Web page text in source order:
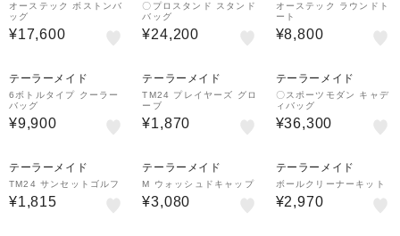
オーステック ボストンバ
ッグ
¥17,600
〇プロスタンド スタンド
バッグ
¥24,200
オーステック ラウンドト
ート
¥8,800
テーラーメイド
6ボトルタイプ クーラー
バッグ
¥9,900
テーラーメイド
TM24 プレイヤーズ グロ
ーブ
¥1,870
テーラーメイド
〇スポーツモダン キャデ
ィバッグ
¥36,300
テーラーメイド
TM24 サンセットゴルフ
¥1,815
テーラーメイド
M ウォッシュドキャップ
¥3,080
テーラーメイド
ボールクリーナーキット
¥2,970